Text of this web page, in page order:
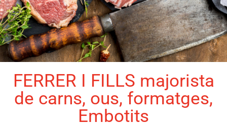
FERRER I FILLS majorista
de carns, ous, formatges,
Embotits